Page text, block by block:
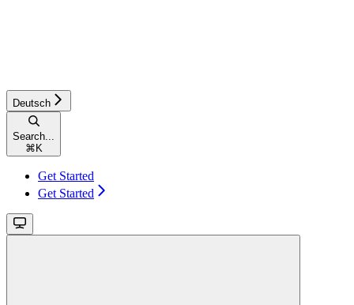
Deutsch
Search...
⌘ K
Get Started
Get Started